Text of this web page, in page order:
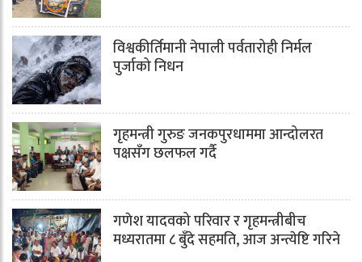
विश्वकीर्तिमानी नेपाली पर्वतारोही निर्मल
पुर्जाको निधन
गृहमन्त्री गुरुङ जनकपुरधाममा आन्दोलरत
पक्षसँग छलफल गर्दै
गणेश यादवको परिवार र गृहमन्त्रीबीच
मध्यरातमा ८ बुँदे सहमति, आज अन्त्येष्टि गरिने